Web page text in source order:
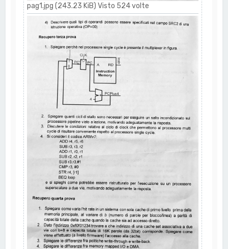
pag1.jpg (243.23 KiB) Visto 524 volte